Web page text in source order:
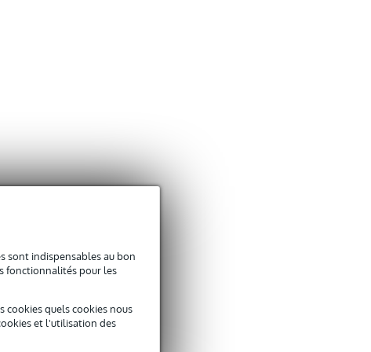
sont indispensables au bon
fonctionnalités pour les
cookies quels cookies nous
et l'utilisation des